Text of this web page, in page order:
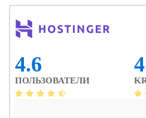
4.6
ПОЛЬЗОВАТЕЛИ